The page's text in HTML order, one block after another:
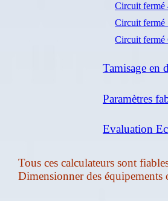
Circuit fermé
Circuit fermé
Circuit fermé
Tous ces calculateurs sont
Dimensionner des équipements
Tamisage en
Paramètres
Evaluation